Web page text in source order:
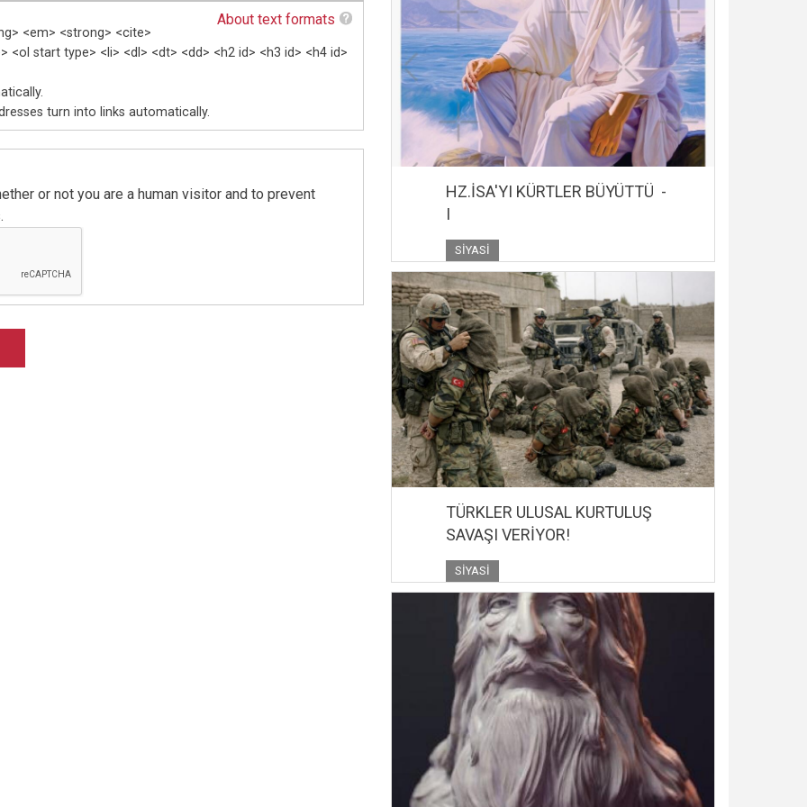
About text formats
<em> <strong> <cite>
<ol start type> <li> <dl> <dt> <dd> <h2 id> <h3 id> <h4 id>
turn into links automatically.
or not you are a human visitor and to prevent
HZ.İSA'YI KÜRTLER BÜYÜTTÜ -
I
SIYASI
TÜRKLER ULUSAL KURTULUŞ
SAVAŞI VERİYOR!
SIYASI